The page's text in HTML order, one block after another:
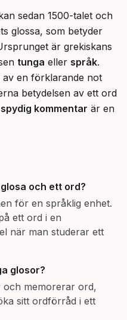
sedan 1500-talet och
är grekiskans
tunga eller språk.
av en förklarande not
betydelsen av ett ord
spydig kommentar är en
glosa och ett ord?
för en språklig enhet.
ett ord i en
när man studerar ett
glosor?
och memorerar ord,
sitt ordförråd i ett